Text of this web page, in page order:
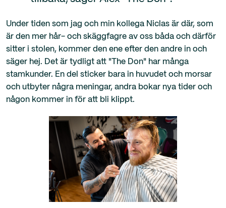
Under tiden som jag och min kollega Niclas är där, som
är den mer hår- och skäggfagre av oss båda och därför
sitter i stolen, kommer den ene efter den andre in och
säger hej. Det är tydligt att "The Don" har många
stamkunder. En del sticker bara in huvudet och morsar
och utbyter några meningar, andra bokar nya tider och
någon kommer in för att bli klippt.